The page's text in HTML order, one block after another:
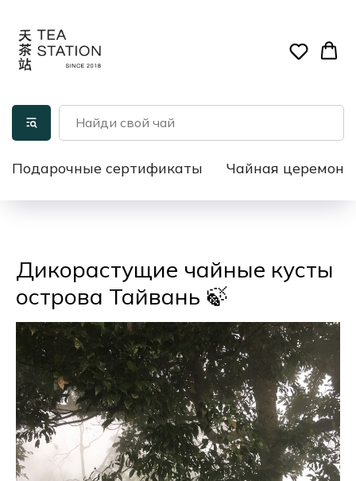
Подарочные сертификаты Чайная
Дикорастущие чайные кусты
острова Тайвань 🍃